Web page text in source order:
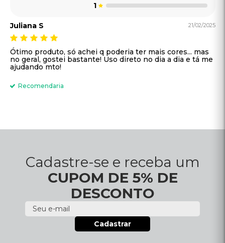
1
Juliana S 21/02/2025
Ótimo produto, só achei q poderia ter mais cores... mas
no geral, gostei bastante! Uso direto no dia a dia e tá me
ajudando mto!
Recomendaria
Cadastre-se e receba um
CUPOM DE 5% DE
DESCONTO
Cadastrar